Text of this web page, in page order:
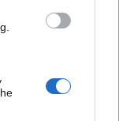
COX-2 som
TNF-α.